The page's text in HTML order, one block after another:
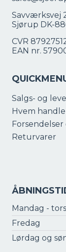
Savværksvej
Sjørup DK-
CVR
EAN nr.
Salgs- og
Hvem
Returvarer
Mandag -
Fredag
Lørdag og